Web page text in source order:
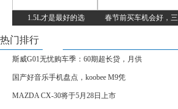
1.5L才是最好的选 春节前买车机会好，三
热门排行
斯威G01无忧购车季：60期超长贷，月供
国产好音乐手机盘点，koobee M9凭
MAZDA CX-30将于5月28日上市